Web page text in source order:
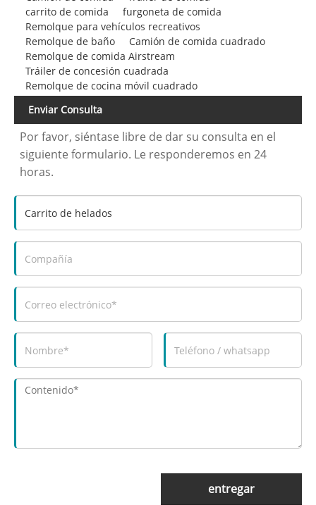
carrito de comida
furgoneta de comida
Remolque para vehículos recreativos
Remolque de baño
Camión de comida cuadrado
Remolque de comida Airstream
Tráiler de concesión cuadrada
Remolque de cocina móvil cuadrado
Enviar Consulta
Por favor, siéntase libre de dar su consulta en el
siguiente formulario. Le responderemos en 24
horas.
entregar